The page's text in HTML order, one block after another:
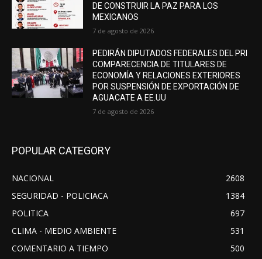
DE CONSTRUIR LA PAZ PARA LOS
MEXICANOS
7 de agosto de 2026
PEDIRÁN DIPUTADOS FEDERALES DEL PRI
COMPARECENCIA DE TITULARES DE
ECONOMÍA Y RELACIONES EXTERIORES
POR SUSPENSIÓN DE EXPORTACIÓN DE
AGUACATE A EE.UU
7 de agosto de 2026
POPULAR CATEGORY
NACIONAL
2608
SEGURIDAD - POLICIACA
1384
POLITICA
697
CLIMA - MEDIO AMBIENTE
531
COMENTARIO A TIEMPO
500